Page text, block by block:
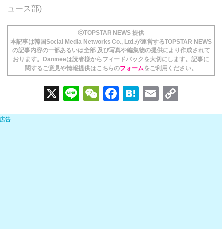
ュース部)
ⓒTOPSTAR NEWS 提供
本記事は韓国Social Media Networks Co., Ltd.が運営するTOPSTAR NEWS
の記事内容の一部あるいは全部 及び写真や編集物の提供により作成されて
おります。Danmeeは読者様からフィードバックを大切にします。記事に
関するご意見や情報提供はこちらのフォームをご利用ください。
X
Li
n
W
e
F
a
H
at
E
m o